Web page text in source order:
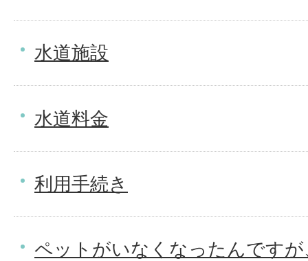
水道施設
水道料金
利用手続き
ペットがいなくなったんです